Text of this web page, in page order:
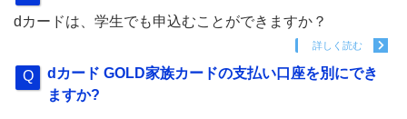
dカードは、学生でも申込むことができますか？
詳しく読む
dカード GOLD家族カードの支払い口座を別にでき
ますか?